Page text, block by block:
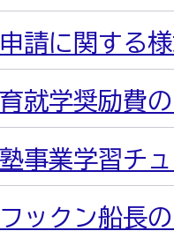
請に関する
就学奨励費
事業学習チ
フックン船長